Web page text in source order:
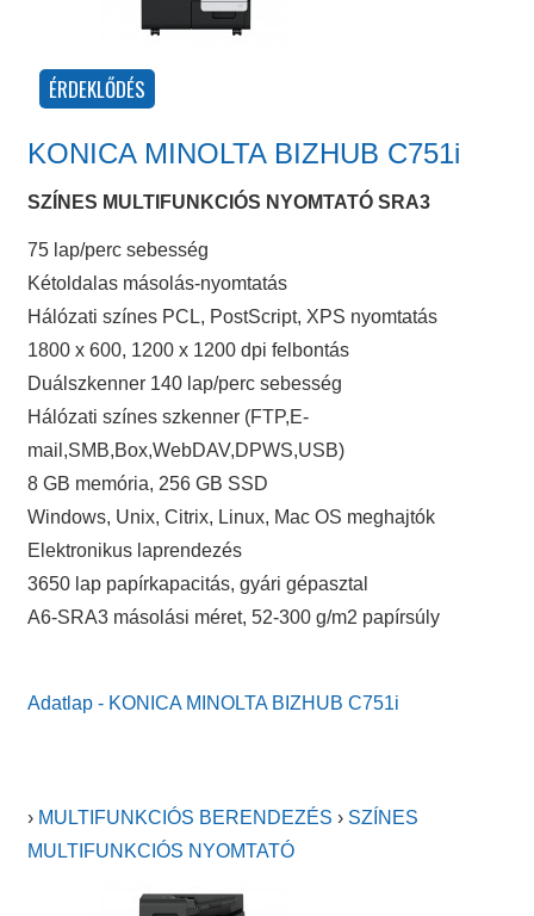
KONICA MINOLTA BIZHUB C751i
SZÍNES MULTIFUNKCIÓS NYOMTATÓ SRA3
75 lap/perc sebesség
Kétoldalas másolás-nyomtatás
Hálózati színes PCL, PostScript, XPS nyomtatás
1800 x 600, 1200 x 1200 dpi felbontás
Duálszkenner 140 lap/perc sebesség
Hálózati színes szkenner (FTP,E-
mail,SMB,Box,WebDAV,DPWS,USB)
8 GB memória, 256 GB SSD
Windows, Unix, Citrix, Linux, Mac OS meghajtók
Elektronikus laprendezés
3650 lap papírkapacitás, gyári gépasztal
A6-SRA3 másolási méret, 52-300 g/m2 papírsúly
Adatlap - KONICA MINOLTA BIZHUB C751i
› MULTIFUNKCIÓS BERENDEZÉS › SZÍNES
MULTIFUNKCIÓS NYOMTATÓ